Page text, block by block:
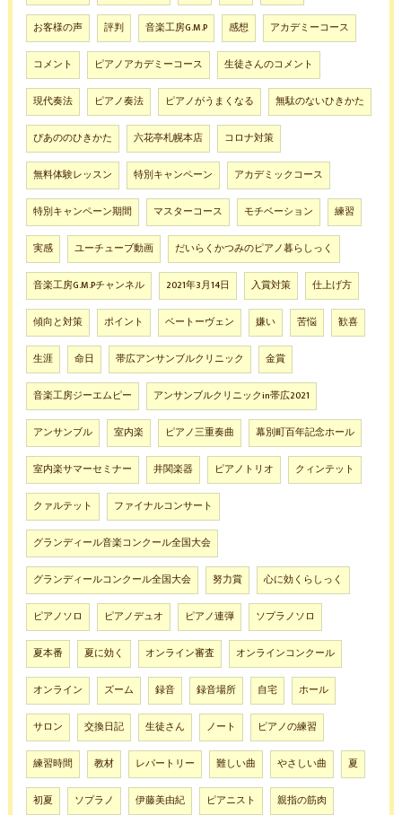
お客様の声 評判 音楽工房G.M.P 感想 アカデミーコース
コメント ピアノアカデミーコース 生徒さんのコメント
現代奏法 ピアノ奏法 ピアノがうまくなる 無駄のないひきかた
ぴあののひきかた 六花亭札幌本店 コロナ対策
無料体験レッスン 特別キャンペーン アカデミックコース
特別キャンペーン期間 マスターコース モチベーション 練習
実感 ユーチューブ動画 だいらくかつみのピアノ暮らしっく
音楽工房G.M.Pチャンネル 2021年3月14日 入賞対策 仕上げ方
傾向と対策 ポイント ベートーヴェン 嫌い 苦悩 歓喜
生涯 命日 帯広アンサンブルクリニック 金賞
音楽工房ジーエムピー アンサンブルクリニックin帯広2021
アンサンブル 室内楽 ピアノ三重奏曲 幕別町百年記念ホール
室内楽サマーセミナー 井関楽器 ピアノトリオ クィンテット
クァルテット ファイナルコンサート
グランディール音楽コンクール全国大会
グランディールコンクール全国大会 努力賞 心に効くらしっく
ピアノソロ ピアノデュオ ピアノ連弾 ソプラノソロ
夏本番 夏に効く オンライン審査 オンラインコンクール
オンライン ズーム 録音 録音場所 自宅 ホール
サロン 交換日記 生徒さん ノート ピアノの練習
練習時間 教材 レパートリー 難しい曲 やさしい曲 夏
初夏 ソプラノ 伊藤美由紀 ピアニスト 親指の筋肉